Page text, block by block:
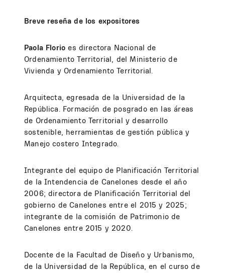
Breve reseña de los expositores
Paola Florio es directora Nacional de
Ordenamiento Territorial, del Ministerio de
Vivienda y Ordenamiento Territorial.
Arquitecta, egresada de la Universidad de la
República. Formación de posgrado en las áreas
de Ordenamiento Territorial y desarrollo
sostenible, herramientas de gestión pública y
Manejo costero Integrado.
Integrante del equipo de Planificación Territorial
de la Intendencia de Canelones desde el año
2006; directora de Planificación Territorial del
gobierno de Canelones entre el 2015 y 2025;
integrante de la comisión de Patrimonio de
Canelones entre 2015 y 2020.
Docente de la Facultad de Diseño y Urbanismo,
de la Universidad de la República, en el curso de